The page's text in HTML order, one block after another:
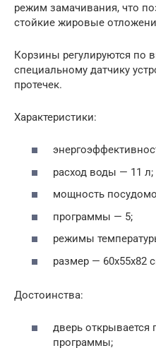
режим замачивания, что
стойкие жировые
Корзины регулируются по
специальному датчику
протечек.
Характеристики:
расход воды — 11 л;
мощность
программы — 5;
режимы
размер — 60x55x82
Достоинства:
дверь открывается
программы;